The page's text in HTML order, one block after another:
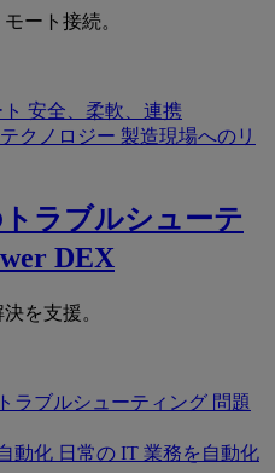
ート接続。
安全、柔軟、連携
クノロジー 製造現場へのリ
ラブルシューテ
DEX
を支援。
ラブルシューティング 問題
動化 日常の IT 業務を自動化